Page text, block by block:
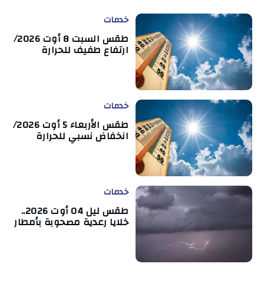
خدمات
طقس السبت 8 أوت 2026/
ارتفاع طفيف للحرارة
خدمات
طقس الأربعاء 5 أوت 2026/
انخفاض نسبي للحرارة
خدمات
طقس ليل 04 أوت 2026..
خلايا رعدية مصحوبة بأمطار